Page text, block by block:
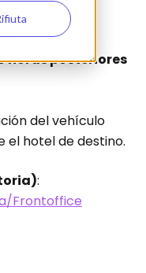
y debe
horas posteriores
del vehículo
el hotel de destino.
:
Frontoffice